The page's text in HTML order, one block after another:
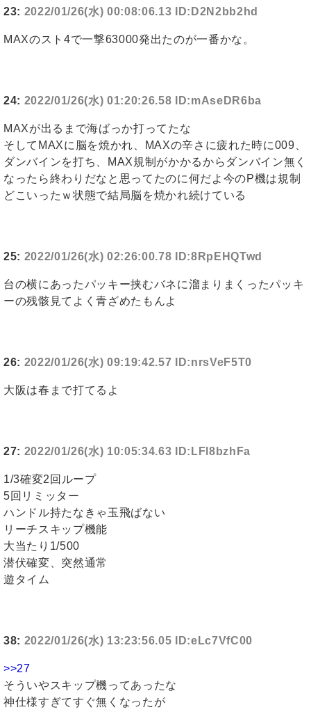
23: 2022/01/26(水) 00:08:06.13 ID:D2N2bb2hd
MAXのスト4で一撃63000発出たのが一番かな。
24: 2022/01/26(水) 01:20:26.58 ID:mAseDR6ba
MAXが出るまで海ばっか打ってたな
そしてMAXに脳を焼かれ、MAXの辛さに疲れた時に009、
ダンバインを打ち、MAX規制がかかるからダンバイン無く
なったら終わりだなと思ってたのに何だよ今のP機は規制
どこいったｗ状態で結局脳を焼かれ続けている
25: 2022/01/26(水) 02:26:00.78 ID:8RpEHQTwd
台の横にあったパッキー挟むバネに溜まりまくったパッキ
ーの残骸見てよく青ざめたもんよ
26: 2022/01/26(水) 09:19:42.57 ID:nrsVeF5T0
大阪は春まで打てるよ
27: 2022/01/26(水) 10:05:34.63 ID:LFl8bzhFa
1/3確変2回ループ
5回リミッター
ハンドル持たなきゃ玉飛ばない
リーチスキップ機能
大当たり1/500
潜伏確変、突然通常
遊タイム
38: 2022/01/26(水) 13:23:56.05 ID:eLc7VfC00
>>27
そういやスキップ機ってあったな
神仕様すぎてすぐ無くなったが